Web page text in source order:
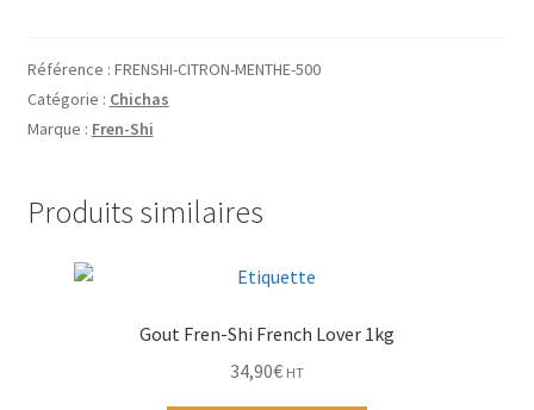
Alimentaire
Entretien / Nettoyage
Divers
Shi
Citron
Menthe
Référence : FRENSHI-CITRON-MENTHE-500
Catégorie : Chichas
Marque : Fren-Shi
Produits similaires
Gout Fren-Shi French Lover 1kg
34,90€ HT